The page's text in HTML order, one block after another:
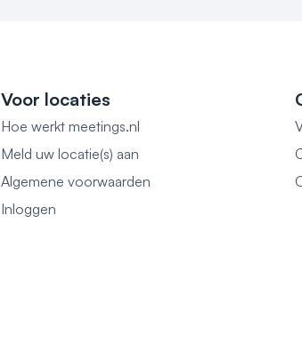
Voor locaties
Hoe werkt meetings.nl
Meld uw locatie(s) aan
Algemene voorwaarden
Inloggen